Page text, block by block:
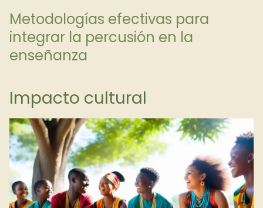
Metodologías efectivas para
integrar la percusión en la
enseñanza
Impacto cultural